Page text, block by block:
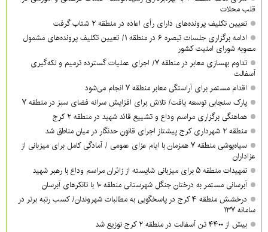
قلب محلات
تعیین تکلیف پرونده‌های دارای رأی اعاده در منطقه ۲ شتاب گرفت
ادامه برگزاری جلسات تبصره ۶ در منطقه ۱/ تعیین تکلیف پرونده‌های مشمول
مصوبه شورای امنیت کشور
تداوم بهسازی معابر در منطقه ۷/ اجرای عملیات گسترده ترمیم و لکه‌گیری
آسفالت
اقدام مستمر برای آراستگی معابر منطقه ۷ انجام می‌شود
پارک سنجابی توسعه یافت/ تلاش برای افزایش سرانه فضای سبز در منطقه ۷
هماهنگی برگزاری مراسم وداع و تشییع قائد شهید در منطقه ۲ کرج
منطقه ۲ شهرداری کرج پیشتاز اجرای قانون حدنگار در میان مناطق شد
سیاه‌پوشی منطقه ۷ همزمان با ایام عزای عمومی / آمادگی کامل برای میزبانی از
عزاداران
تمهیدات منطقه ۵ برای میزبانی شایسته از زائران مراسم وداع با رهبر شهید
آبرسانی مستمر به درختان جنگل شهرستانی منطقه ۱۰ با تانکرهای آبرسان
درخشش منطقه ۴ کرج در پاسخگویی به مطالبات شهروندان/ کسب رتبه برتر در
سامانه ۱۳۷
بیش از ۴۴۰۰ تن آسفالت در منطقه ۲ کرج توزیع شد